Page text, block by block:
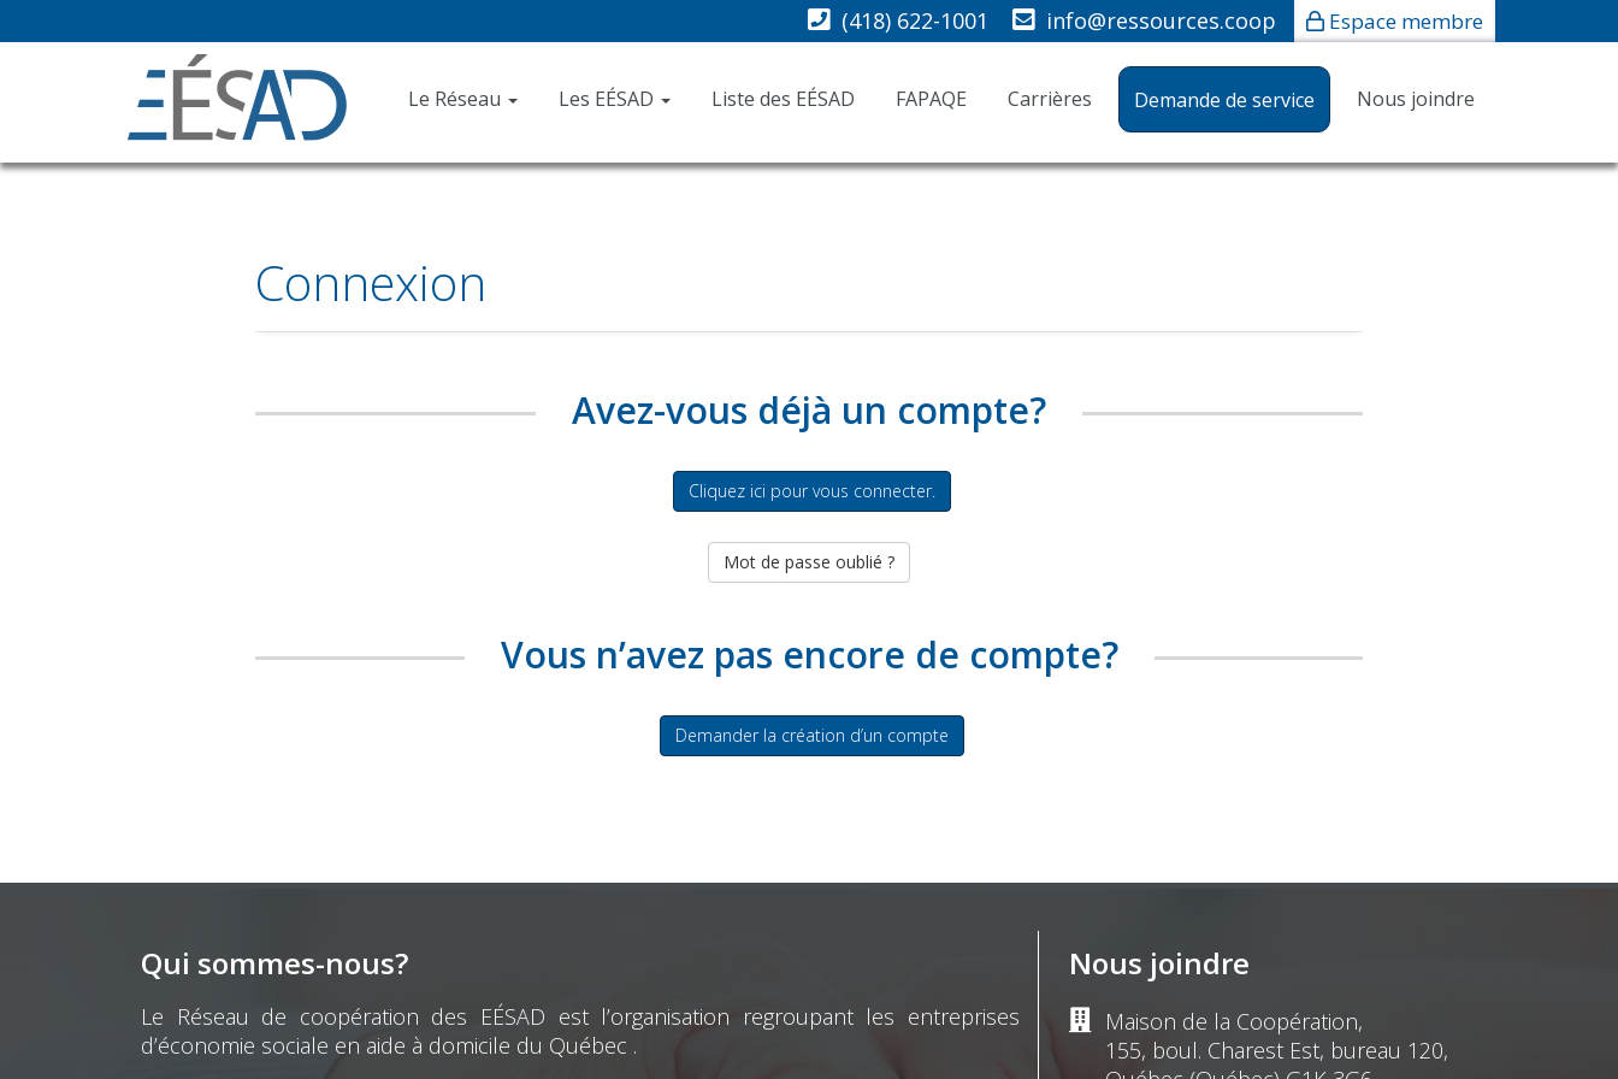
Espace membre
info@ressources.coop
(418) 622-1001
Le Réseau Les EÉSAD Liste des EÉSAD FAPAQE Carrières Demande de service Nous joindre
Connexion
Avez-vous déjà un compte?
Cliquez ici pour vous connecter.
Mot de passe oublié ?
Vous n’avez pas encore de compte?
Demander la création d’un compte
Qui sommes-nous?
Le Réseau de coopération des EÉSAD est l’organisation regroupant les entreprises
d’économie sociale en aide à domicile du Québec .
Nous joindre
Maison de la Coopération,
155, boul. Charest Est, bureau 120,